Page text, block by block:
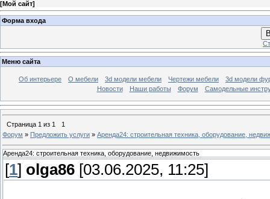
[Мой сайт]
Форма входа
Меню сайта
Об интерьере О мебели 3d модели мебели Чертежи мебели
3d модели
Новости
Наши работы Форум Самодельные
Страница 1 из 1
1
Форум » Предложить услуги » Аренда24: строительная техника, оборудование,
Аренда24: строительная техника, оборудование, недвижимость
[1] olga86 [03.06.2025, 11:25]